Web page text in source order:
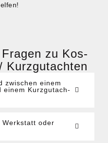
zu Kos­
Kurz­gut­ach­ten
zwi­schen einem
einem Kurz­gut­ach­
Werk­statt oder